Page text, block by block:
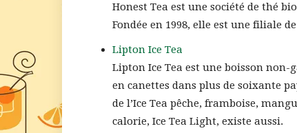
Honest Tea est une société de thé
Fondée en 1998, elle est une filiale
Lipton Ice Tea
Lipton Ice Tea est une boisson non-
en canettes dans plus de soixante
de l’Ice Tea pêche, framboise,
calorie, Ice Tea Light, existe aussi.